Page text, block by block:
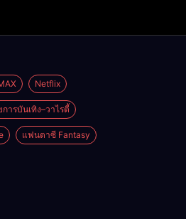
Netflix
การบันเทิง–วาไรตี้
แฟนตาซี Fantasy